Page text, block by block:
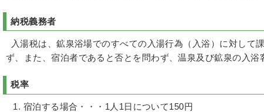
納税義務者
入湯税は、鉱泉浴場でのすべての入湯行為（入浴）に対して
ず、また、宿泊者であると否とを問わず、温泉及び鉱泉の入浴
税率
宿泊する場合・・・1人1日について150円